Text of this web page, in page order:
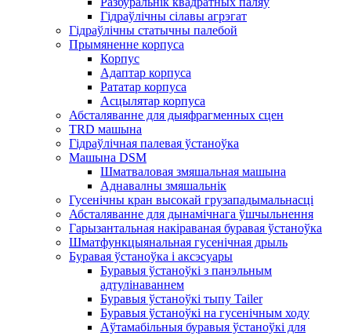
Гідраўлічны сілавы агрэгат
Гідраўлічны статычны палебой
Прымяненне корпуса
Корпус
Адаптар корпуса
Рататар корпуса
Асцылятар корпуса
Абсталяванне для дыяфрагменных сцен
TRD машына
Гідраўлічная палевая ўстаноўка
Машына DSM
Шматваловая змяшальная машына
Аднавалны змяшальнік
Гусенічны кран высокай грузападымальнасці
Абсталяванне для дынамічнага ўшчыльнення
Гарызантальная накіраваная буравая ўстаноўка
Шматфункцыянальная гусенічная дрыль
Буравая ўстаноўка і аксэсуары
Буравыя ўстаноўкі з панэльным
адтулінаваннем
Буравыя ўстаноўкі тыпу Tailer
Буравыя ўстаноўкі на гусенічным ходу
Аўтамабільныя буравыя ўстаноўкі для